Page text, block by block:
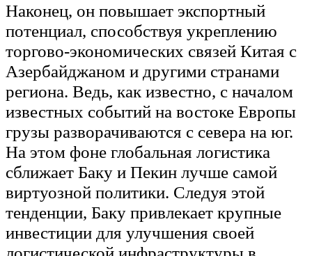
Наконец, он повышает экспортный
потенциал, способствуя укреплению
торгово-экономических связей Китая с
Азербайджаном и другими странами
региона. Ведь, как известно, с началом
известных событий на востоке Европы
грузы разворачиваются с севера на юг.
На этом фоне глобальная логистика
сближает Баку и Пекин лучше самой
виртуозной политики. Следуя этой
тенденции, Баку привлекает крупные
инвестиции для улучшения своей